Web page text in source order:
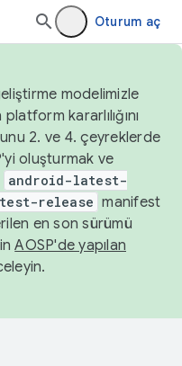
Oturum aç
modelimizle
kararlılığını
2. ve 4. çeyreklerde
oluşturmak ve
android-latest-
release manifest
en son sürümü
AOSP'de yapılan